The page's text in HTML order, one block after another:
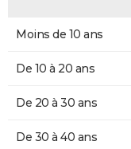
Moins de 10 ans
De 10 à 20 ans
De 20 à 30 ans
De 30 à 40 ans